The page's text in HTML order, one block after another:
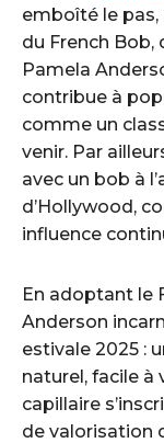
emboîté le
du French Bob,
Pamela
contribue à
comme un
venir. Par
avec un bob à
d’Hollywood,
influence
En adoptant le
Anderson
estivale 2025 :
naturel, facile à
capillaire
de valorisation